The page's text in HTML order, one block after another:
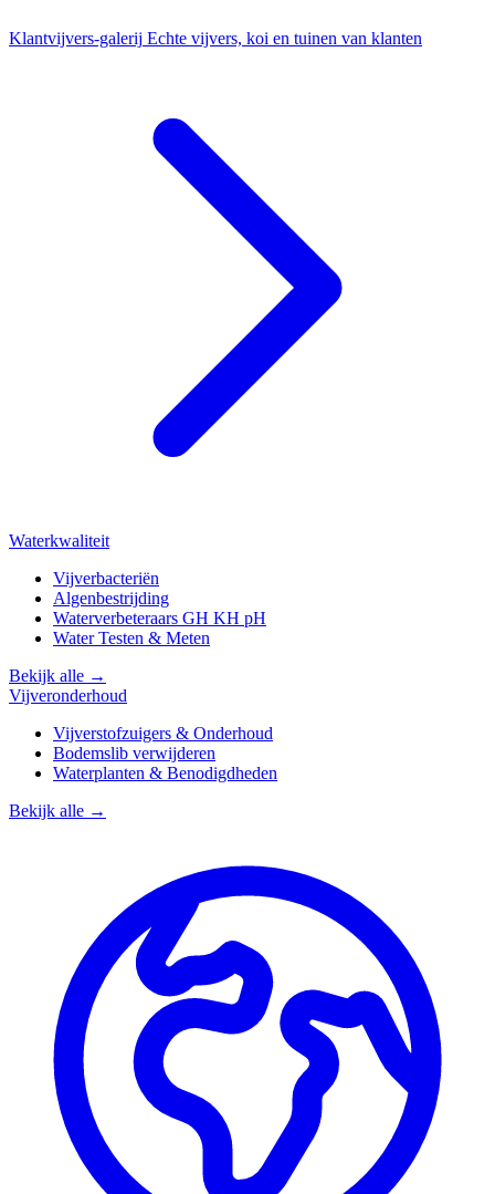
Klantvijvers-galerij Echte vijvers, koi en tuinen van klanten
Waterkwaliteit
Vijverbacteriën
Algenbestrijding
Waterverbeteraars GH KH pH
Water Testen & Meten
Bekijk alle →
Vijveronderhoud
Vijverstofzuigers & Onderhoud
Bodemslib verwijderen
Waterplanten & Benodigdheden
Bekijk alle →